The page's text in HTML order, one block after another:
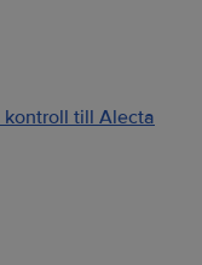
kontroll till Alecta